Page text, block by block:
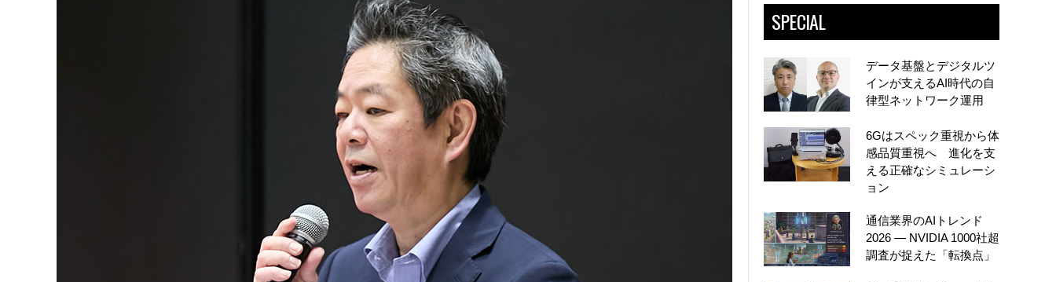
SPECIAL
データ基盤とデジタルツ
インが支えるAI時代の自
律型ネットワーク運用
6Gはスペック重視から体
感品質重視へ 進化を支
える正確なシミュレーシ
ョン
通信業界のAIトレンド
2026 ― NVIDIA 1000社超
調査が捉えた「転換点」